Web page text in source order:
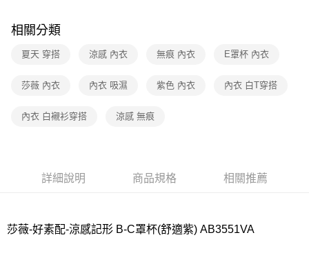
每筆NT$80，滿NT$1,000(含以上)免運費
宅配
每筆NT$220
相關分類
夏天 穿搭 涼感 內衣 無痕 內衣 E罩杯 內衣
莎薇 內衣 內衣 吸濕 紫色 內衣 內衣 白T穿搭
內衣 白襯衫穿搭 涼感 無痕
詳細說明 商品規格 相關推薦
莎薇-好素配-涼感記形 B-C罩杯(舒適紫) AB3551VA